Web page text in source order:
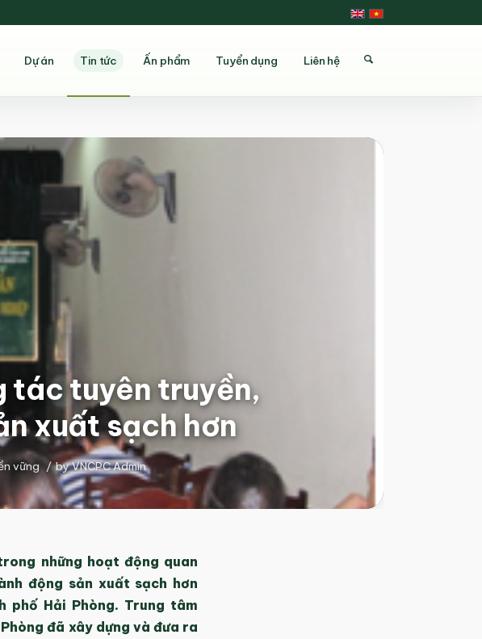
Dự án Tin tức Ấn phẩm Tuyển dụng Liên hệ
tác tuyên truyền,
xuất sạch hơn
vững / byVNCPC Admin
những hoạt động quan
động sản xuất sạch hơn
phố Hải Phòng. Trung tâm
đã xây dựng và đưa ra